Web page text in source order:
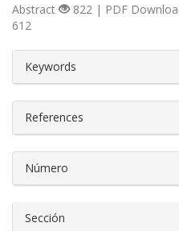
Abstract
822 | PDF
612
Keywords
References
Número
Sección